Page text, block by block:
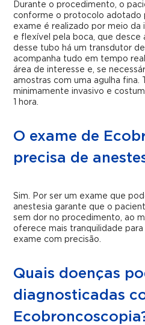
Durante o procedimento, o
conforme o protocolo adotado
exame é realizado por meio
e flexível pela boca, que desce
desse tubo há um transdutor
acompanha tudo em tempo
área de interesse e, se
amostras com uma agulha fina.
minimamente invasivo e
1 hora.
O exame de
precisa de
Sim. Por ser um exame que
anestesia garante que o
sem dor no procedimento, ao
oferece mais tranquilidade
exame com precisão.
Quais doenças
diagnosticadas